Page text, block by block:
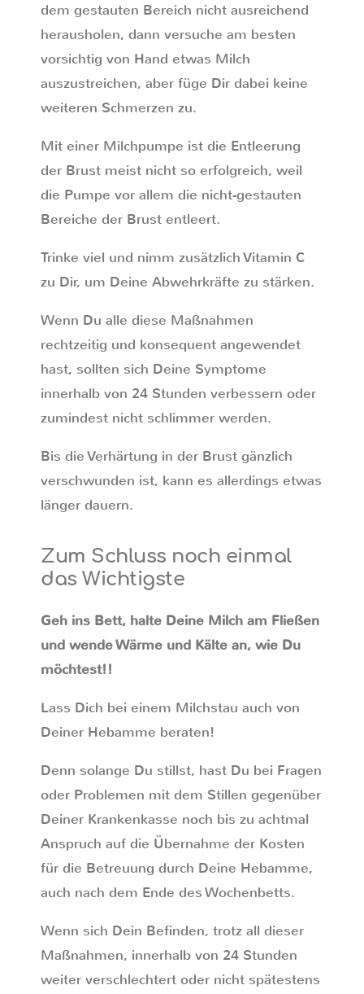
dem gestauten Bereich nicht ausreichend
herausholen, dann versuche am besten
vorsichtig von Hand etwas Milch
auszustreichen, aber füge Dir dabei keine
weiteren Schmerzen zu.
Mit einer Milchpumpe ist die Entleerung
der Brust meist nicht so erfolgreich, weil
die Pumpe vor allem die nicht-gestauten
Bereiche der Brust entleert.
Trinke viel und nimm zusätzlich Vitamin C
zu Dir, um Deine Abwehrkräfte zu stärken.
Wenn Du alle diese Maßnahmen
rechtzeitig und konsequent angewendet
hast, sollten sich Deine Symptome
innerhalb von 24 Stunden verbessern oder
zumindest nicht schlimmer werden.
Bis die Verhärtung in der Brust gänzlich
verschwunden ist, kann es allerdings etwas
länger dauern.
Zum Schluss noch einmal
das Wichtigste
Geh ins Bett, halte Deine Milch am Fließen
und wende Wärme und Kälte an, wie Du
möchtest!!
Lass Dich bei einem Milchstau auch von
Deiner Hebamme beraten!
Denn solange Du stillst, hast Du bei Fragen
oder Problemen mit dem Stillen gegenüber
Deiner Krankenkasse noch bis zu achtmal
Anspruch auf die Übernahme der Kosten
für die Betreuung durch Deine Hebamme,
auch nach dem Ende des Wochenbetts.
Wenn sich Dein Befinden, trotz all dieser
Maßnahmen, innerhalb von 24 Stunden
weiter verschlechtert oder nicht spätestens